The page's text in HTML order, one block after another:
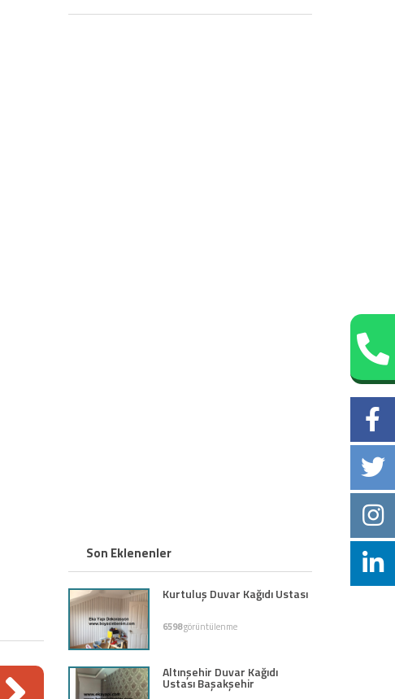
Son Eklenenler
Kurtuluş Duvar Kağıdı Ustası
6598görüntülenme
Altınşehir Duvar Kağıdı
Ustası Başakşehir